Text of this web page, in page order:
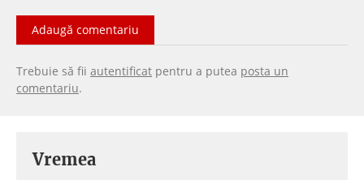
Adaugă comentariu
Trebuie să fii autentificat pentru a putea posta un
comentariu.
Vremea